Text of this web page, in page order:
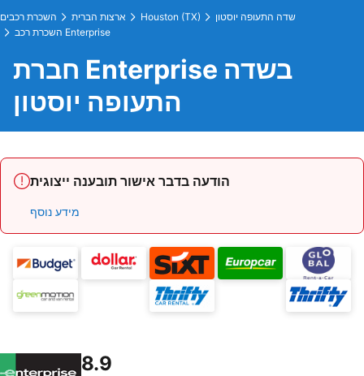
השכרת רכבים ארצות הברית Houston (TX)
שדה התעופה יוסטון
השכרת רכב Enterprise
חברת Enterprise בשדה
התעופה יוסטון
הודעה בדבר אישור תובענה ייצוגית
מידע נוסף
8.9